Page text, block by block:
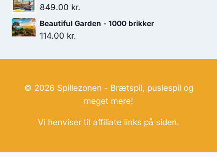
849.00 kr.
Beautiful Garden - 1000 brikker
114.00 kr.
© 2026 Spillezonen - Brætspil, puslespil og
meget mere!
Vi henviser til affiliate links på siden.